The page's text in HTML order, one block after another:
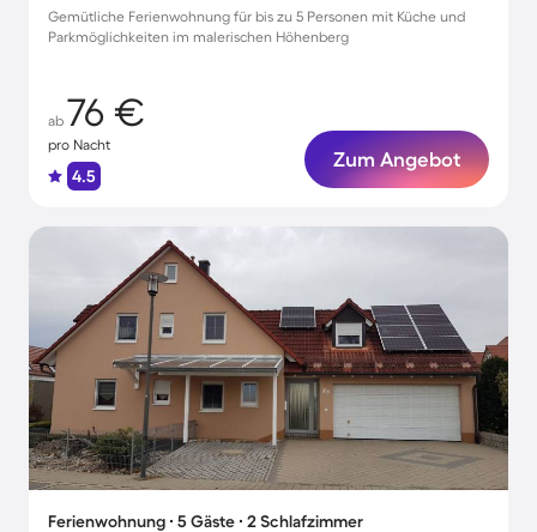
Gemütliche Ferienwohnung für bis zu 5 Personen mit Küche und
Parkmöglichkeiten im malerischen Höhenberg
ab 76 €
pro Nacht
4.5
Zum Angebot
Ferienwohnung ∙ 5 Gäste ∙ 2 Schlafzimmer